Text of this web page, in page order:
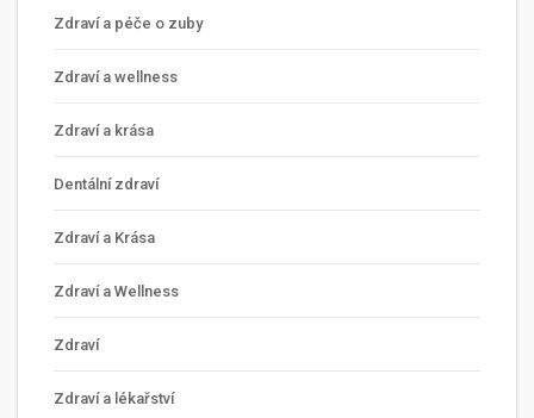
Zdraví a péče o zuby
Zdraví a wellness
Zdraví a krása
Dentální zdraví
Zdraví a Krása
Zdraví a Wellness
Zdraví
Zdraví a lékařství